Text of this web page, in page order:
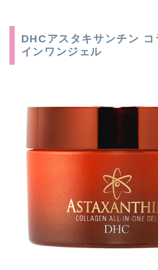
DHCアスタキサンチン
インワンジェル